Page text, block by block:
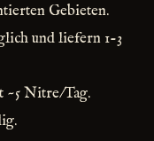
Gebieten.
und liefern 1-3
~5 Nitre/Tag.